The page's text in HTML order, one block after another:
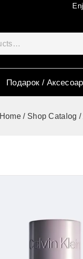
Подарок /
Home / Shop Catalog /